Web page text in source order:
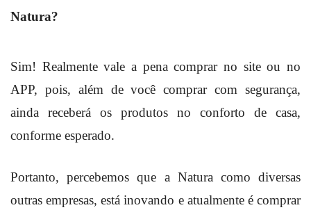
Natura?
Sim! Realmente vale a pena comprar no site ou no
APP, pois, além de você comprar com segurança,
ainda receberá os produtos no conforto de casa,
conforme esperado.
Portanto, percebemos que a Natura como diversas
outras empresas, está inovando e atualmente é comprar